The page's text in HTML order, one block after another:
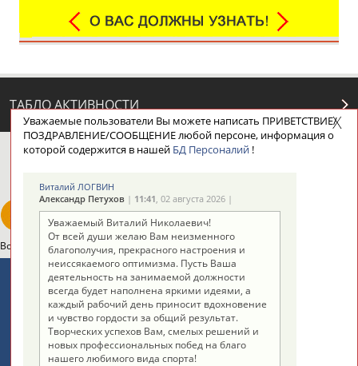
ТАБЛО АКТИВНОСТИ
ЦЕЛИ ПРОЕКТА НАШИ КНОПКИ
Вопросы сотрудничества и совместной деятельности
Стадион, 1998-2026
Разработка и поддержка ООО НАИТ «Стадион»
Адресов в новостной рассылке: 996
Подпишись
Уважаемые пользователи Вы можете написать ПРИВЕТСТВИЕ/
ПОЗДРАВЛЕНИЕ/СООБЩЕНИЕ любой персоне, информация о
которой содержится в нашей БД Персоналий!
Виталий ЛОГВИН
Александр Петухов| 11:41, 02 августа 2026 |
Уважаемый Виталий Николаевич!
От всей души желаю Вам неизменного
благополучия, прекрасного настроения и
неиссякаемого оптимизма. Пусть Ваша
деятельность на занимаемой должности
всегда будет наполнена яркими идеями, а
каждый рабочий день приносит вдохновение
и чувство гордости за общий результат.
Творческих успехов Вам, смелых решений и
новых профессиональных побед на благо
нашего любимого вида спорта!